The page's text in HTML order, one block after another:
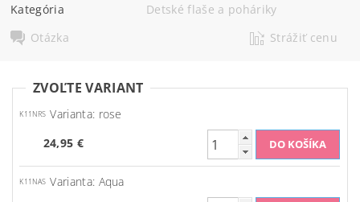
Kategória
Detské flaše a poháriky
Otázka
Strážiť cenu
ZVOĽTE VARIANT
K11NRS Varianta: rose
24,95 €
K11NAS Varianta: Aqua